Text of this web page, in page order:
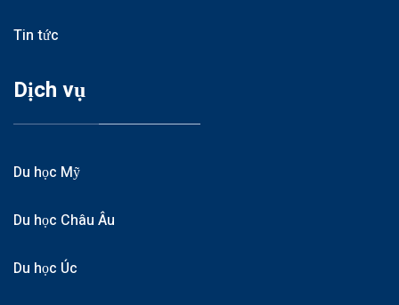
Tin tức
Dịch vụ
Du học Mỹ
Du học Châu Âu
Du học Úc